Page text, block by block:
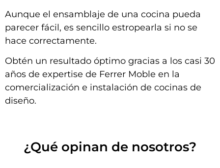
Aunque el ensamblaje de una cocina pueda
parecer fácil, es sencillo estropearla si no se
hace correctamente.
Obtén un resultado óptimo gracias a los casi 30
años de expertise de Ferrer Moble en la
comercialización e instalación de cocinas de
diseño.
¿Qué opinan de nosotros?